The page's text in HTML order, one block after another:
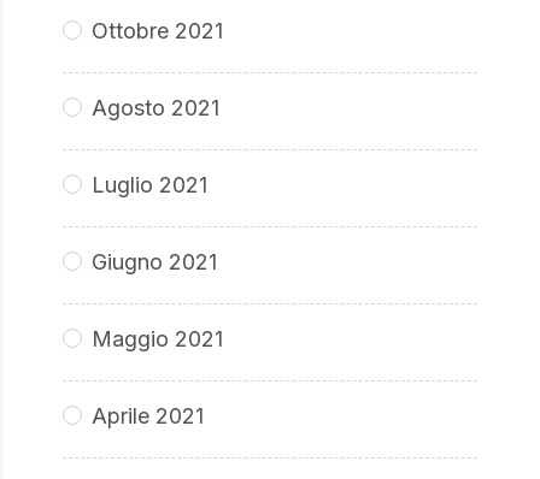
Ottobre 2021
Agosto 2021
Luglio 2021
Giugno 2021
Maggio 2021
Aprile 2021